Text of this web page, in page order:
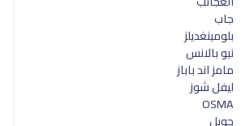
جاب
بلومينغديلز
نيو بالانس
مامز اند باباز
ليفل شوز
OSMA
جويل